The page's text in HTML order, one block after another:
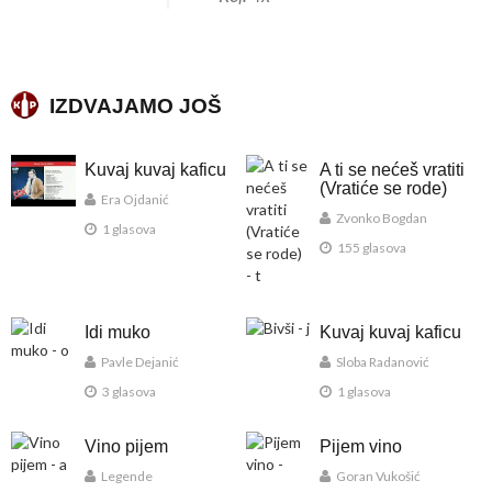
IZDVAJAMO JOŠ
Kuvaj kuvaj kaficu
Era Ojdanić
1 glasova
A ti se nećeš vratiti
(Vratiće se rode)
Zvonko Bogdan
155 glasova
Idi muko
Pavle Dejanić
3 glasova
Kuvaj kuvaj kaficu
Sloba Radanović
1 glasova
Vino pijem
Legende
Pijem vino
Goran Vukošić